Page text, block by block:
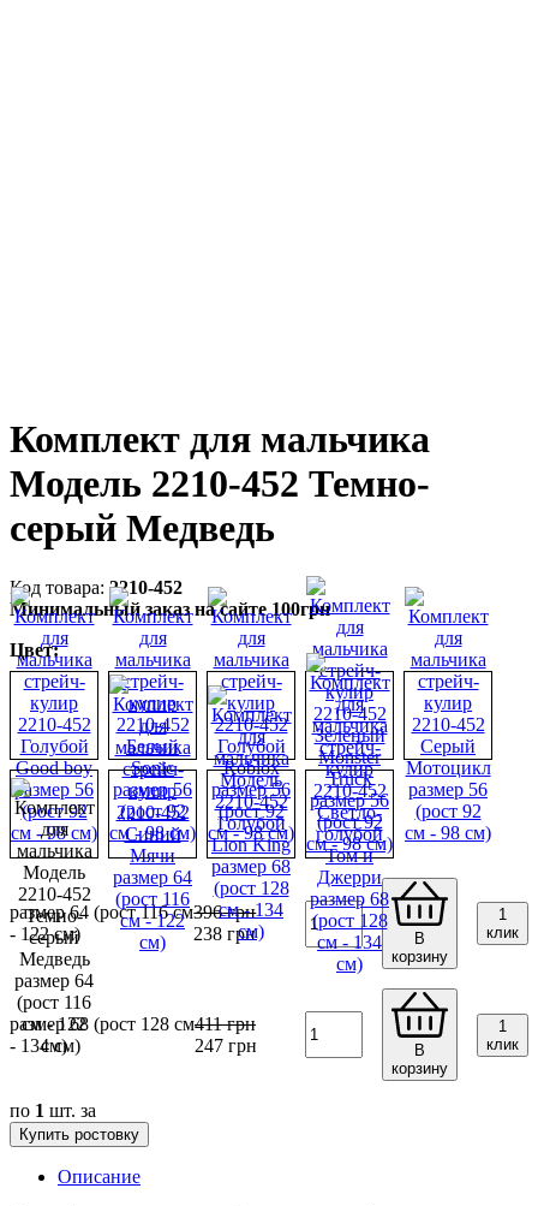
Комплект для мальчика
Модель 2210-452 Темно-
серый Медведь
2210-452
Минимальный заказ на сайте 100грн
Цвет:
размер 64 (рост 116 см
- 122 см)
396грн
238 грн
В
корзину
1
клик
размер 68 (рост 128 см
- 134 см)
411грн
247 грн
В
корзину
1
клик
по 1 шт. за
Купить ростовку
Описание